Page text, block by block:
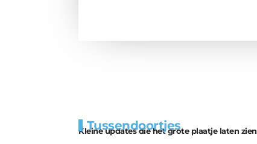
Tussendoortjes
Kleine updates die het grote plaatje laten zien
bouwmateriaal voor
kabouters